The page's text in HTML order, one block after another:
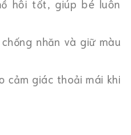
hôi tốt, giúp bé luôn
nhăn và giữ màu
cảm giác thoải mái khi